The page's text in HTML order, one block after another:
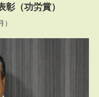
（功労賞）
）